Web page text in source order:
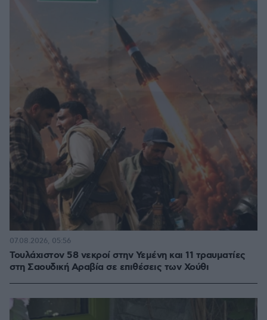
Τουλάχιστον 58 νεκροί στην Υεμένη και 11 τραυματίες
στη Σαουδική Αραβία σε επιθέσεις των Χούθι
07.08.2026, 05:56